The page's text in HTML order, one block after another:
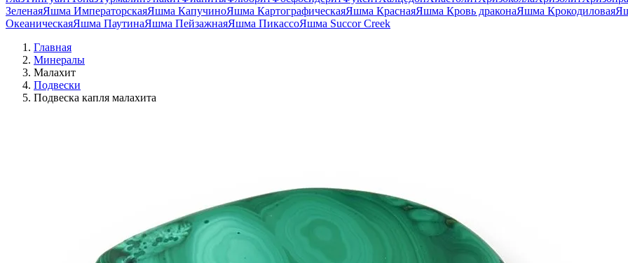
ЗеленаяЯшма ИмператорскаяЯшма КапучиноЯшма КартографическаяЯшма КраснаяЯшма Кровь драконаЯшма Крокодиловая
ОкеаническаяЯшма ПаутинаЯшма ПейзажнаяЯшма ПикассоЯшма Succor Creek
Главная
Минералы
Малахит
Подвески
Подвеска капля малахита